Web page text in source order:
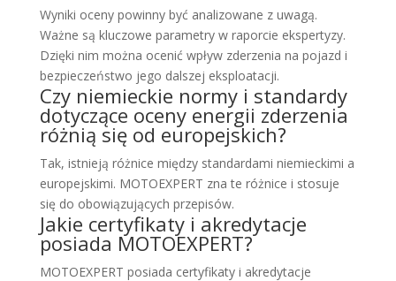
Wyniki oceny powinny być analizowane z uwagą.
Ważne są kluczowe parametry w raporcie ekspertyzy.
Dzięki nim można ocenić wpływ zderzenia na pojazd i
bezpieczeństwo jego dalszej eksploatacji.
Czy niemieckie normy i standardy
dotyczące oceny energii zderzenia
różnią się od europejskich?
Tak, istnieją różnice między standardami niemieckimi a
europejskimi. MOTOEXPERT zna te różnice i stosuje
się do obowiązujących przepisów.
Jakie certyfikaty i akredytacje
posiada MOTOEXPERT?
MOTOEXPERT posiada certyfikaty i akredytacje